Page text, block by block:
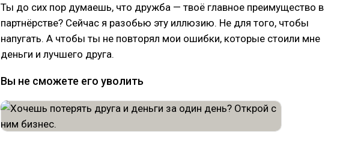
Ты до сих пор думаешь, что дружба — твоё главное преимущество в
партнёрстве? Сейчас я разобью эту иллюзию. Не для того, чтобы
напугать. А чтобы ты не повторял мои ошибки, которые стоили мне
деньги и лучшего друга.
Вы не сможете его уволить